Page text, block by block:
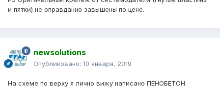
и пятки) не оправданно завышены по цене.
newsolutions
Опубликовано: 10 января, 2019
На схеме по верху я лично вижу написано ПЕНОБЕТОН.